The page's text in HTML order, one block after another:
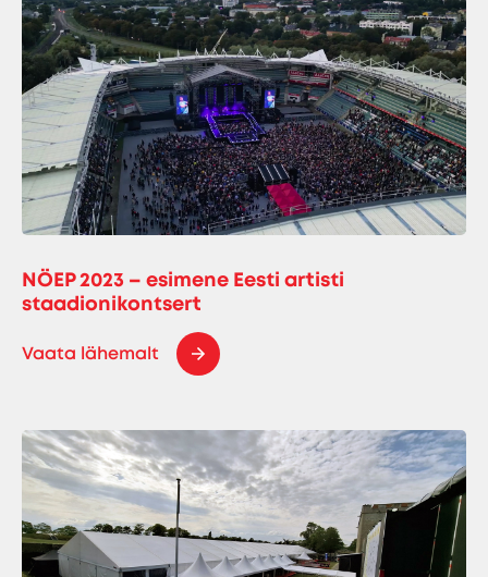
NÖEP 2023 – esimene Eesti artisti
staadionikontsert
Vaata lähemalt